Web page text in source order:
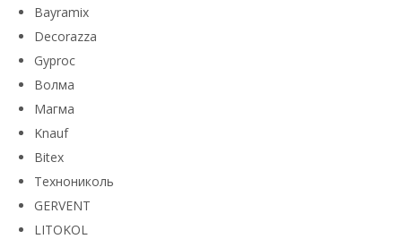
Bayramix
Decorazza
Gyproc
Волма
Магма
Knauf
Bitex
Технониколь
GERVENT
LITOKOL